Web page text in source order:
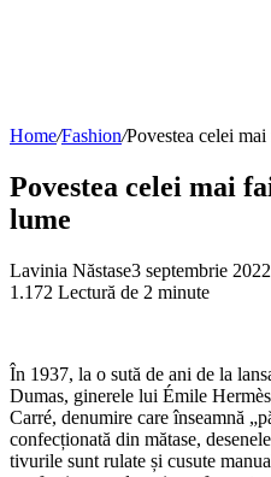
Home/Fashion/Povestea celei
Povestea celei mai
lume
Lavinia Năstase3 septembrie 2022
1.172 Lectură de 2 minute
În 1937, la o sută de ani de la
Dumas, ginerele lui Émile
Carré, denumire care înseamnă
confecționată din mătase,
tivurile sunt rulate și cusute